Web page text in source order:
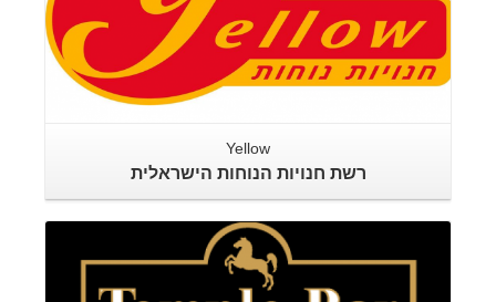
Yellow
רשת חנויות הנוחות הישראלית